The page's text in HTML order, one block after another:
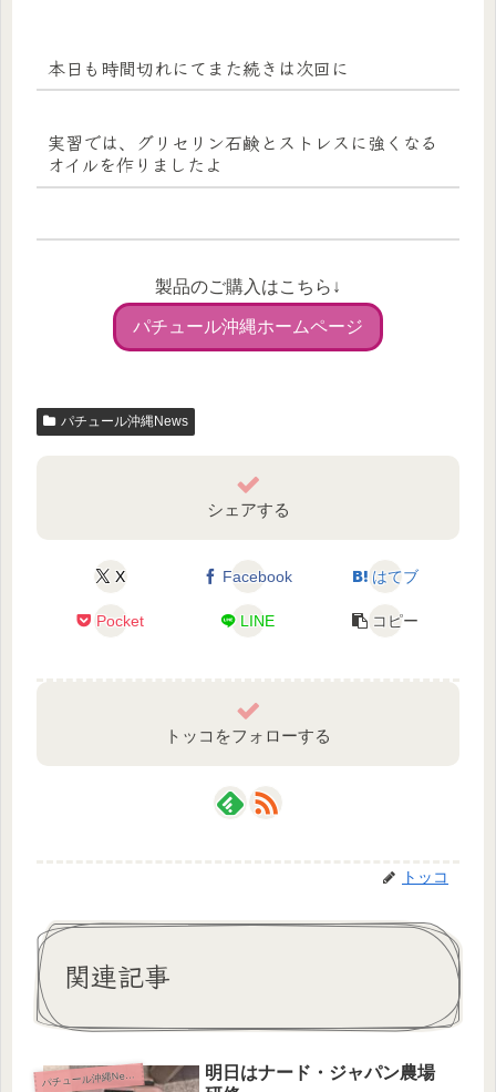
本日も時間切れにてまた続きは次回に
実習では、グリセリン石鹸とストレスに強くなる
オイルを作りましたよ
製品のご購入はこちら↓
パチュール沖縄ホームページ
パチュール沖縄News
シェアする
X Facebook はてブ
Pocket LINE コピー
トッコをフォローする
トッコ
関連記事
パ
チュール沖縄News
明日はナード・ジャパン農場